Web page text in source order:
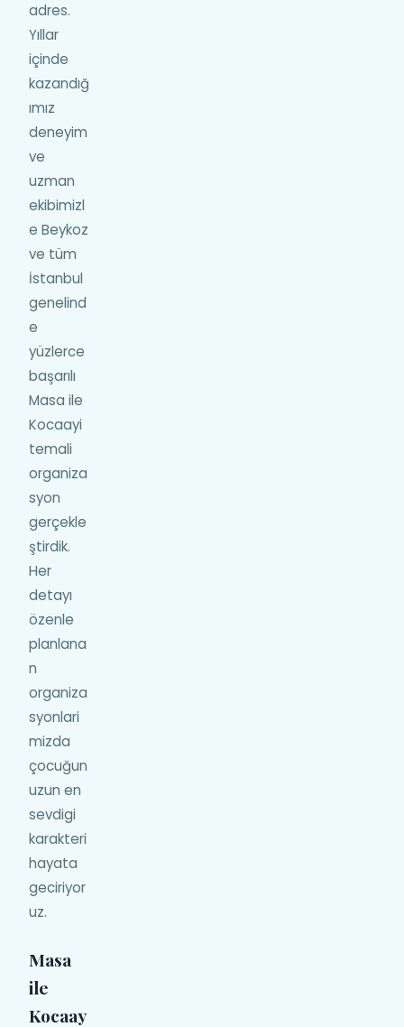
adres.
Yıllar
içinde
kazandığ
ımız
deneyim
ve
uzman
ekibimizl
e Beykoz
ve tüm
İstanbul
genelind
e
yüzlerce
başarılı
Masa ile
Kocaayi
temali
organiza
syon
gerçekle
ştirdik.
Her
detayı
özenle
planlana
n
organiza
syonlari
mizda
çocuğun
uzun en
sevdigi
karakteri
hayata
geciriyor
uz.
Masa
ile
Kocaay